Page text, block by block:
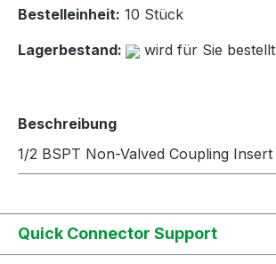
Bestelleinheit: 10 Stück
Lagerbestand:
wird für Sie bestellt
Beschreibung
1/2 BSPT Non-Valved Coupling Insert
Quick Connector Support